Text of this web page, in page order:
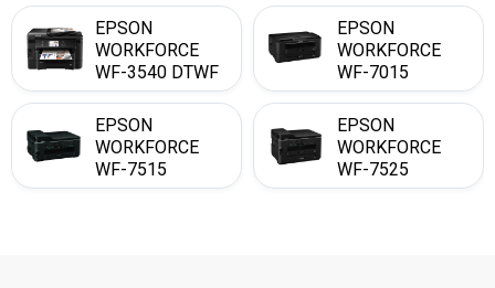
EPSON
WORKFORCE
WF-3540 DTWF
EPSON
WORKFORCE
WF-7015
EPSON
WORKFORCE
WF-7515
EPSON
WORKFORCE
WF-7525